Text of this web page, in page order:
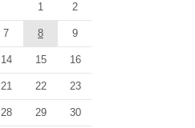
1 2
7 8 9
14 15 16
21 22 23
28 29 30